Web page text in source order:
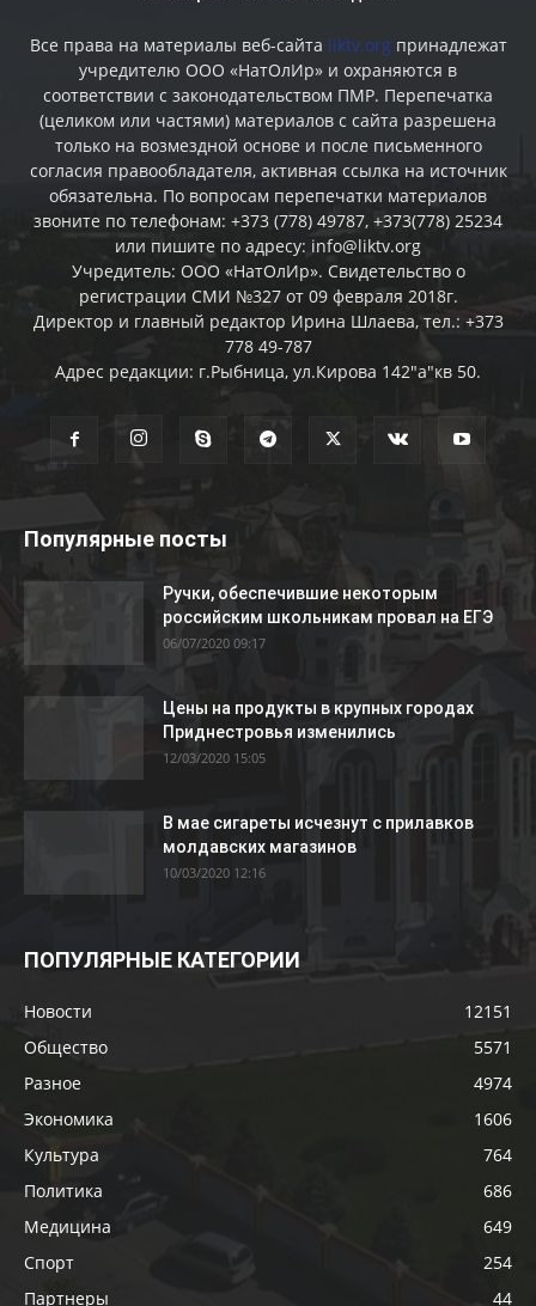
Все права на материалы веб-сайта liktv.org принадлежат
учредителю ООО «НатОлИр» и охраняются в
соответствии с законодательством ПМР. Перепечатка
(целиком или частями) материалов c сайта разрешена
только на возмездной основе и после письменного
согласия правообладателя, активная ссылка на источник
обязательна. По вопросам перепечатки материалов
звоните по телефонам: +373 (778) 49787, +373(778) 25234
или пишите по адресу: info@liktv.org
Учредитель: ООО «НатОлИр». Свидетельство о
регистрации СМИ №327 от 09 февраля 2018г.
Директор и главный редактор Ирина Шлаева, тел.: +373
778 49-787
Адрес редакции: г.Рыбница, ул.Кирова 142"а"кв 50.
Популярные посты
Ручки, обеспечившие некоторым
российским школьникам провал на ЕГЭ
06/07/2020 09:17
Цены на продукты в крупных городах
Приднестровья изменились
12/03/2020 15:05
В мае сигареты исчезнут с прилавков
молдавских магазинов
10/03/2020 12:16
ПОПУЛЯРНЫЕ КАТЕГОРИИ
Новости
12151
Общество
5571
Разное
4974
Экономика
1606
Культура
764
Политика
686
Медицина
649
Спорт
254
Партнеры
44